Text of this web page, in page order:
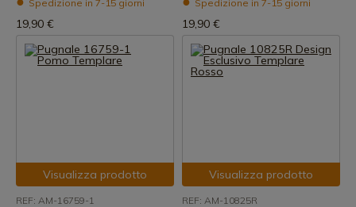
Spedizione in 7-15 giorni
19,90 €
Spedizione in 7-15 giorni
19,90 €
Visualizza prodotto
REF: AM-16759-1
Visualizza prodotto
REF: AM-10825R